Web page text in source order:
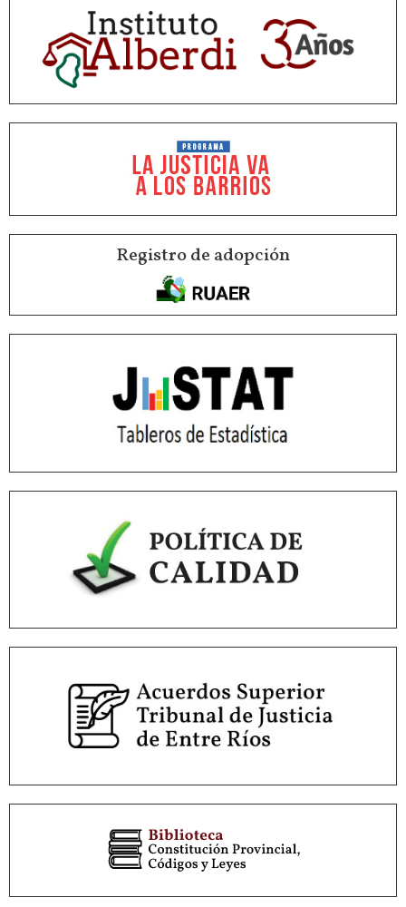
Registro de adopción